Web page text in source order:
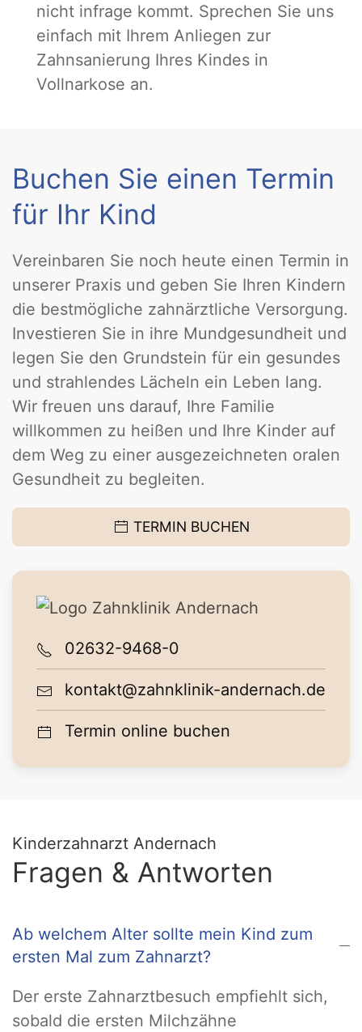
nicht infrage kommt. Sprechen Sie uns
einfach mit Ihrem Anliegen zur
Zahnsanierung Ihres Kindes in
Vollnarkose an.
Buchen Sie einen Termin
für Ihr Kind
Vereinbaren Sie noch heute einen Termin in
unserer Praxis und geben Sie Ihren Kindern
die bestmögliche zahnärztliche Versorgung.
Investieren Sie in ihre Mundgesundheit und
legen Sie den Grundstein für ein gesundes
und strahlendes Lächeln ein Leben lang.
Wir freuen uns darauf, Ihre Familie
willkommen zu heißen und Ihre Kinder auf
dem Weg zu einer ausgezeichneten oralen
Gesundheit zu begleiten.
TERMIN BUCHEN
02632-9468-0
kontakt@zahnklinik-andernach.de
Termin online buchen
Kinderzahnarzt Andernach
Fragen & Antworten
Ab welchem Alter sollte mein Kind zum
ersten Mal zum Zahnarzt?
Der erste Zahnarztbesuch empfiehlt sich,
sobald die ersten Milchzähne